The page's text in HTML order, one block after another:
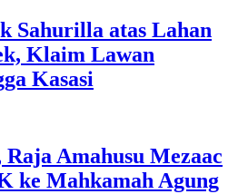
Sahurilla atas Lahan
Klaim Lawan
Kasasi
Amahusu Mezaac
ke Mahkamah Agung